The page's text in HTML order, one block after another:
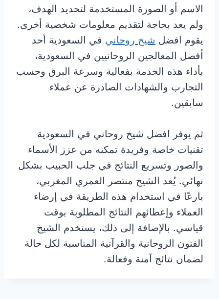
الاسم أو الصورة المستخدمة لتحديد الهدف،
ولم يعد بحاجة لتقديم معلومات شخصية أخرى.
يقوم افضل شيخ روحاني في السعودية أحد
أفضل المعالجين الروحانيين في السعودية،
بأداء هذه الخدمة بفعالية وسرعة البرق وحسب
التجارب والشهادات الصادرة عن عملاء
سابقين.
ثم يوفر افضل شيخ روحاني في السعودية
تقنيات خاصة وفريدة تمكنه من عزز الأسماء
والصور وتسريع النتائج في جلب الحبيب بشكل
نهائي. يُعد الشيخ منتصر العمري المغربي،
بارعًا في استخدام هذه الطريقة في إرضاء
العملاء وإعطائهم النتائج المطلوبة بوقت
قياسي. بالإضافة إلى ذلك، يستخدم الشيخ
الفنون الروحانية والقرآنية المناسبة لكل حالة
لضمان نتائج آمنة وفعالة.